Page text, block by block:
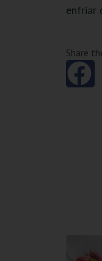
enfriar
Share